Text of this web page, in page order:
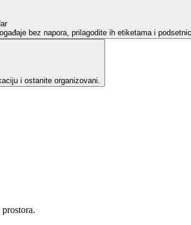
bez napora, prilagodite ih etiketama i
i ostanite organizovani.